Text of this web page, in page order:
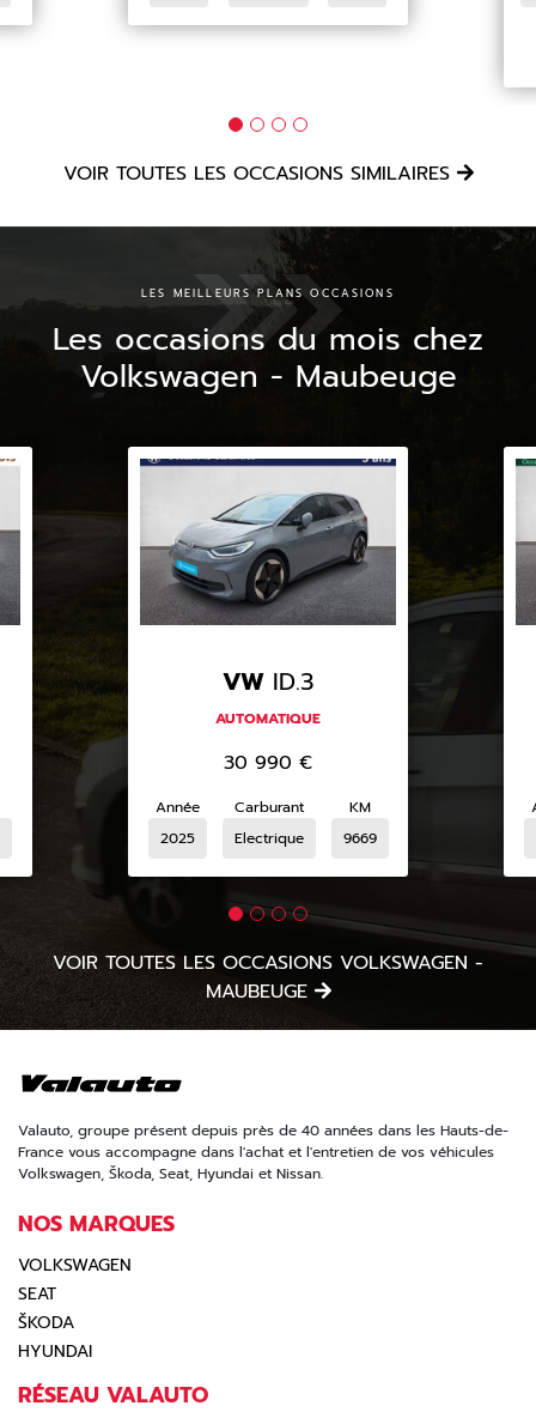
VOIR TOUTES LES OCCASIONS SIMILAIRES
LES MEILLEURS PLANS OCCASIONS
Les occasions du mois chez
Volkswagen - Maubeuge
VW ID.3
AUTOMATIQUE
30 990 €
Année
2025
Carburant
Electrique
KM
9669
VOIR TOUTES LES OCCASIONS VOLKSWAGEN -
MAUBEUGE
Valauto, groupe présent depuis près de 40 années dans les Hauts-de-
France vous accompagne dans l'achat et l'entretien de vos véhicules
Volkswagen, Škoda, Seat, Hyundai et Nissan.
NOS MARQUES
VOLKSWAGEN
SEAT
ŠKODA
HYUNDAI
RÉSEAU VALAUTO